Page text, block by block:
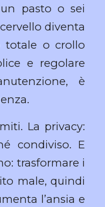
pasto o sei
diventa
totale o crollo
e regolare
è
La privacy:
condiviso. E
trasformare i
male, quindi
l’ansia e